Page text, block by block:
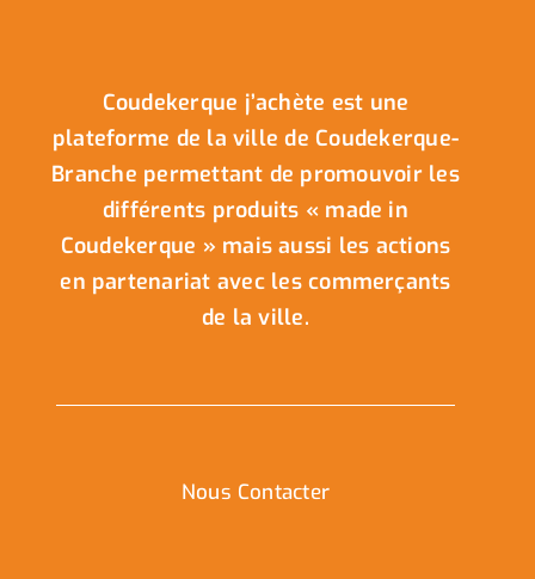
Coudekerque j’achète est une
plateforme de la ville de Coudekerque-
Branche permettant de promouvoir les
différents produits « made in
Coudekerque » mais aussi les actions
en partenariat avec les commerçants
de la ville.
Nous Contacter